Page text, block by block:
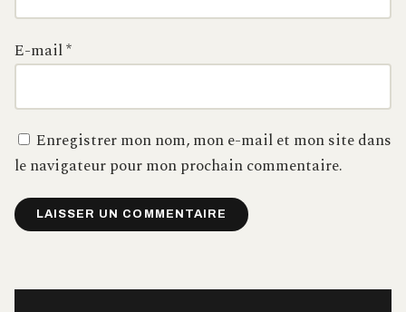
E-mail*
Enregistrer mon nom, mon e-mail et mon site dans
le navigateur pour mon prochain commentaire.